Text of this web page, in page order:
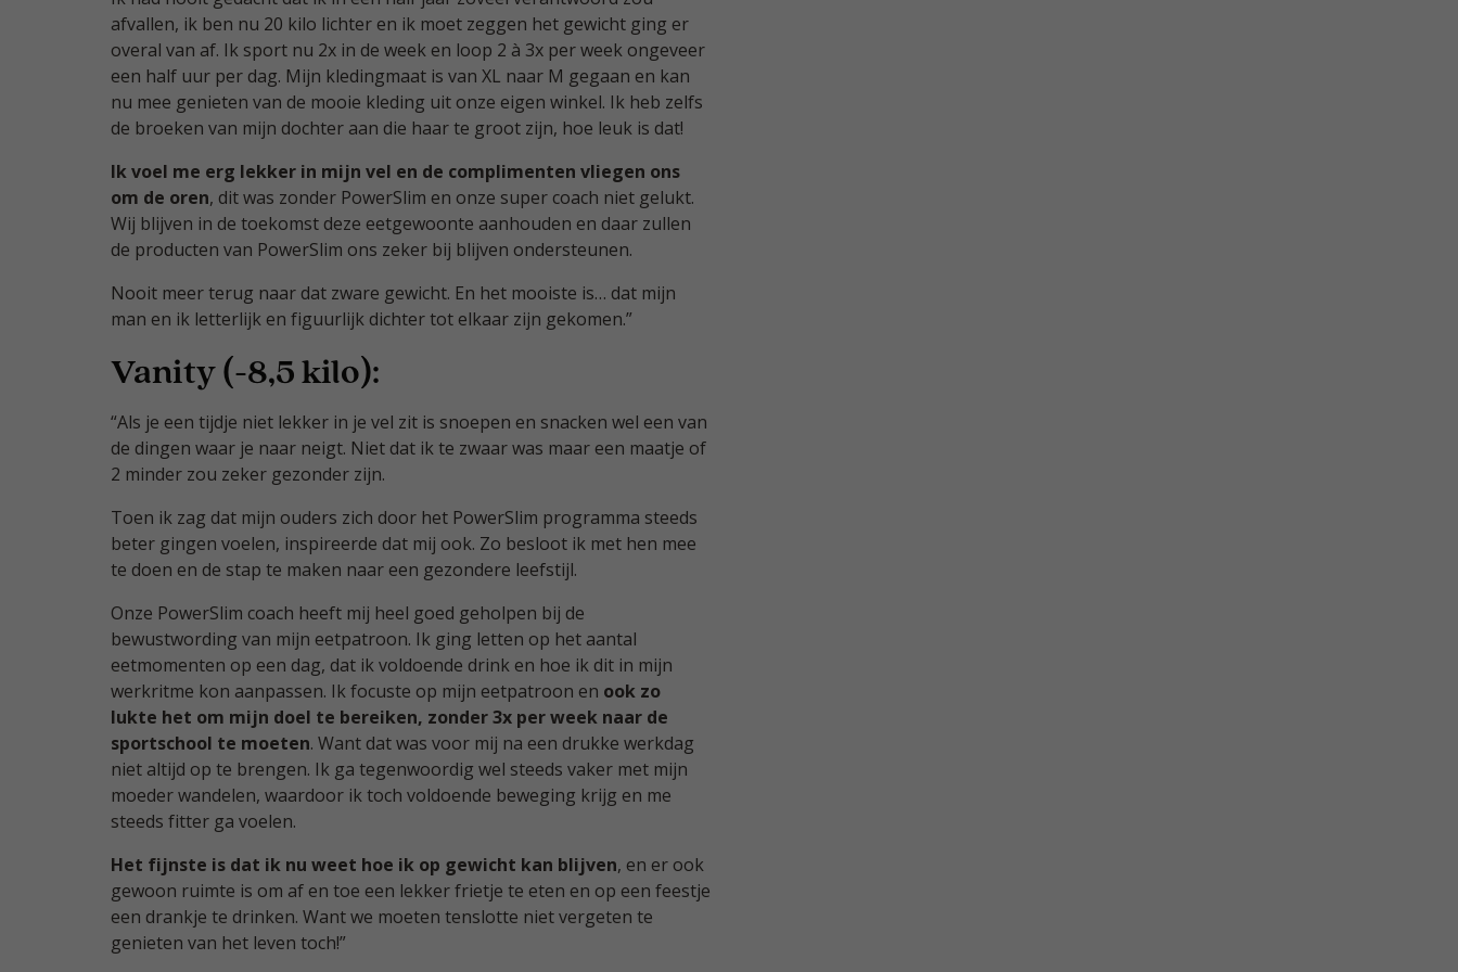
afvallen, ik ben nu 20 kilo lichter en ik moet zeggen het gewicht ging er
overal van af. Ik sport nu 2x in de week en loop 2 à 3x per week ongeveer
een half uur per dag. Mijn kledingmaat is van XL naar M gegaan en kan
nu mee genieten van de mooie kleding uit onze eigen winkel. Ik heb zelfs
de broeken van mijn dochter aan die haar te groot zijn, hoe leuk is dat!
Ik voel me erg lekker in mijn vel en de complimenten vliegen ons
om de oren, dit was zonder PowerSlim en onze super coach niet gelukt.
Wij blijven in de toekomst deze eetgewoonte aanhouden en daar zullen
de producten van PowerSlim ons zeker bij blijven ondersteunen.
Nooit meer terug naar dat zware gewicht. En het mooiste is… dat mijn
man en ik letterlijk en figuurlijk dichter tot elkaar zijn gekomen.”
Vanity (-8,5 kilo):
“Als je een tijdje niet lekker in je vel zit is snoepen en snacken wel een van
de dingen waar je naar neigt. Niet dat ik te zwaar was maar een maatje of
2 minder zou zeker gezonder zijn.
Toen ik zag dat mijn ouders zich door het PowerSlim programma steeds
beter gingen voelen, inspireerde dat mij ook. Zo besloot ik met hen mee
te doen en de stap te maken naar een gezondere leefstijl.
Onze PowerSlim coach heeft mij heel goed geholpen bij de
bewustwording van mijn eetpatroon. Ik ging letten op het aantal
eetmomenten op een dag, dat ik voldoende drink en hoe ik dit in mijn
werkritme kon aanpassen. Ik focuste op mijn eetpatroon en ook zo
lukte het om mijn doel te bereiken, zonder 3x per week naar de
sportschool te moeten. Want dat was voor mij na een drukke werkdag
niet altijd op te brengen. Ik ga tegenwoordig wel steeds vaker met mijn
moeder wandelen, waardoor ik toch voldoende beweging krijg en me
steeds fitter ga voelen.
Het fijnste is dat ik nu weet hoe ik op gewicht kan blijven, en er ook
gewoon ruimte is om af en toe een lekker frietje te eten en op een feestje
een drankje te drinken. Want we moeten tenslotte niet vergeten te
genieten van het leven toch!”